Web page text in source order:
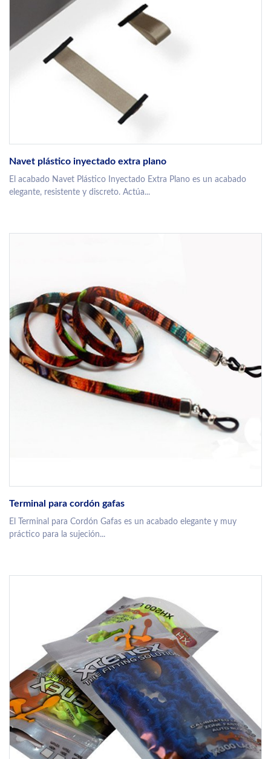
Navet plástico inyectado extra plano
El acabado Navet Plástico Inyectado Extra Plano es un acabado
elegante, resistente y discreto. Actúa...
Terminal para cordón gafas
El Terminal para Cordón Gafas es un acabado elegante y muy
práctico para la sujeción...